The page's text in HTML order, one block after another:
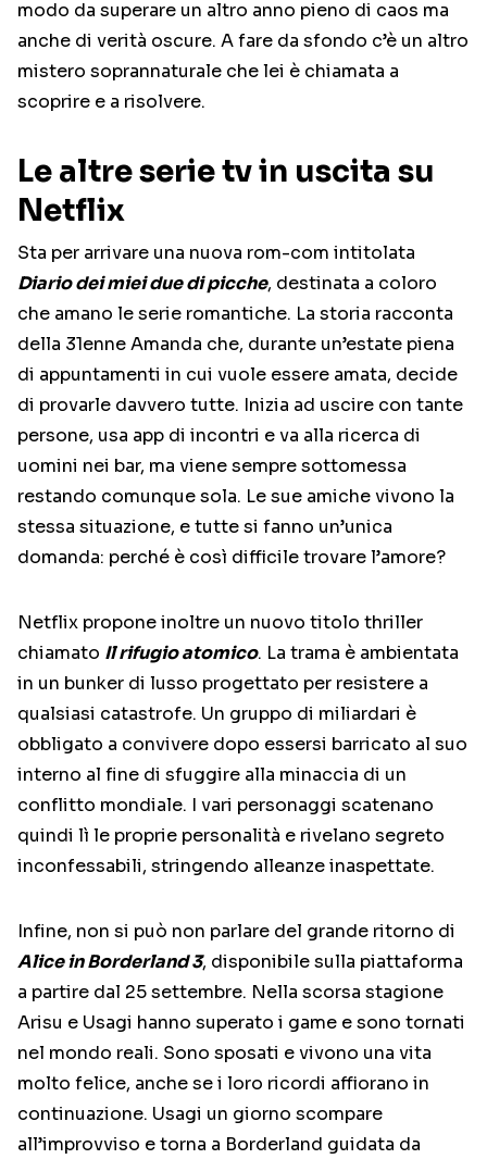
modo da superare un altro anno pieno di caos ma
anche di verità oscure. A fare da sfondo c’è un altro
mistero soprannaturale che lei è chiamata a
scoprire e a risolvere.
Le altre serie tv in uscita su
Netflix
Sta per arrivare una nuova rom-com intitolata
Diario dei miei due di picche, destinata a coloro
che amano le serie romantiche. La storia racconta
della 31enne Amanda che, durante un’estate piena
di appuntamenti in cui vuole essere amata, decide
di provarle davvero tutte. Inizia ad uscire con tante
persone, usa app di incontri e va alla ricerca di
uomini nei bar, ma viene sempre sottomessa
restando comunque sola. Le sue amiche vivono la
stessa situazione, e tutte si fanno un’unica
domanda: perché è così difficile trovare l’amore?
Netflix propone inoltre un nuovo titolo thriller
chiamato Il rifugio atomico. La trama è ambientata
in un bunker di lusso progettato per resistere a
qualsiasi catastrofe. Un gruppo di miliardari è
obbligato a convivere dopo essersi barricato al suo
interno al fine di sfuggire alla minaccia di un
conflitto mondiale. I vari personaggi scatenano
quindi lì le proprie personalità e rivelano segreto
inconfessabili, stringendo alleanze inaspettate.
Infine, non si può non parlare del grande ritorno di
Alice in Borderland 3, disponibile sulla piattaforma
a partire dal 25 settembre. Nella scorsa stagione
Arisu e Usagi hanno superato i game e sono tornati
nel mondo reali. Sono sposati e vivono una vita
molto felice, anche se i loro ricordi affiorano in
continuazione. Usagi un giorno scompare
all’improvviso e torna a Borderland guidata da